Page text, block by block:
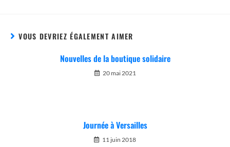
VOUS DEVRIEZ ÉGALEMENT AIMER
Nouvelles de la boutique solidaire
20 mai 2021
Journée à Versailles
11 juin 2018